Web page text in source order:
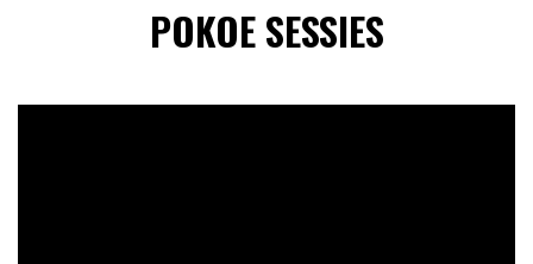
POKOE SESSIES